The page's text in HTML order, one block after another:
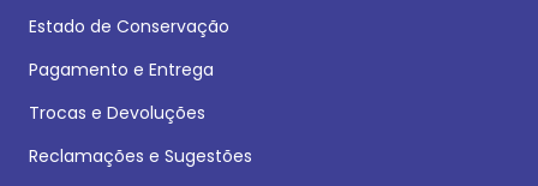
Estado de Conservação
Pagamento e Entrega
Trocas e Devoluções
Reclamações e Sugestões